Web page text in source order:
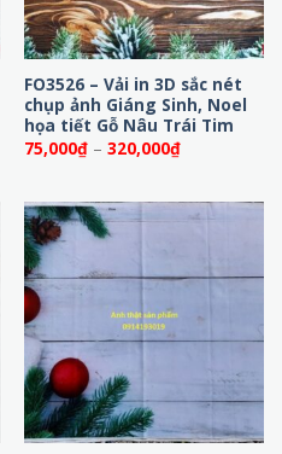
FO3526 – Vải in 3D sắc nét
chụp ảnh Giáng Sinh, Noel
họa tiết Gỗ Nâu Trái Tim
75,000₫ – 320,000₫Khoảng
giá:
đến
320,000₫